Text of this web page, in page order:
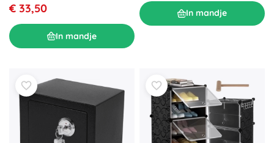
€ 33,50
In mandje
In mandje